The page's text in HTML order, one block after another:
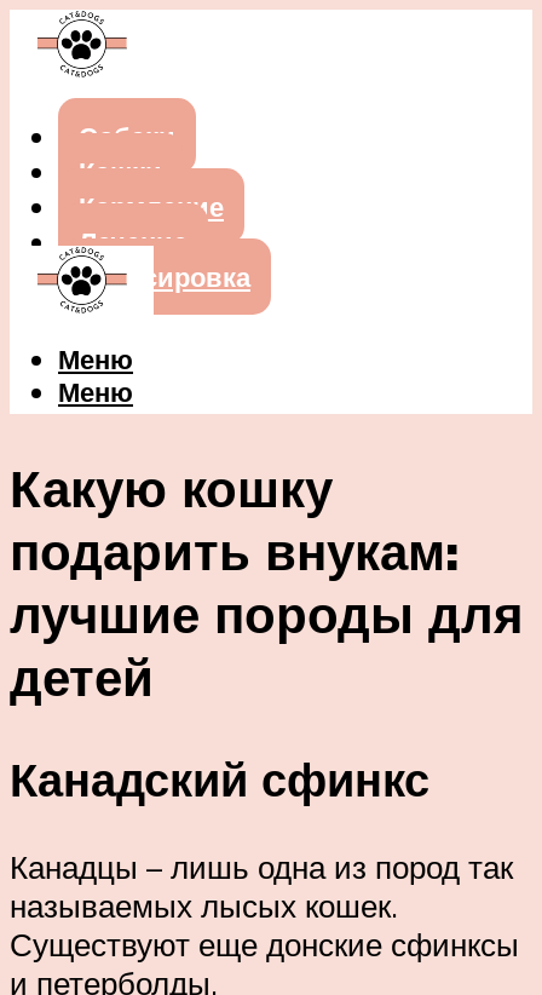
Собаки
Кошки
Кормление
Лечение
Дрессировка
Меню
Меню
Какую кошку
подарить внукам:
лучшие породы для
детей
Канадский сфинкс
Канадцы – лишь одна из пород так
называемых лысых кошек.
Существуют еще донские сфинксы
и петерболды.